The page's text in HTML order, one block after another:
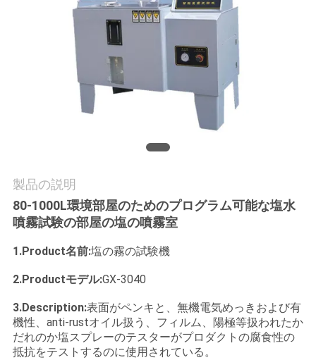
絡
し
な
さ
い
ニ
製品の説明
80-1000L環境部屋のためのプログラム可能な塩水
噴霧試験の部屋の塩の噴霧室
1.Product名前:塩の霧の試験機
2.Productモデル:GX-3040
3.Description:表面がペンキと、無機電気めっきおよび有
機性、anti-rustオイル扱う、フィルム、陽極等扱われたか
だれのか塩スプレーのテスターがプロダクトの腐食性の
抵抗をテストするのに使用されている。